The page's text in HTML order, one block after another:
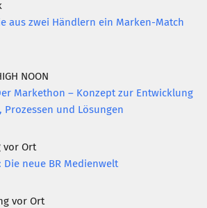
aus zwei Händlern ein Marken-Match
NOON
Markethon – Konzept zur Entwicklung
und Lösungen
vor Ort
Die neue BR Medienwelt
vor Ort